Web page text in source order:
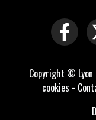
Copyright © Lyon
cookies -